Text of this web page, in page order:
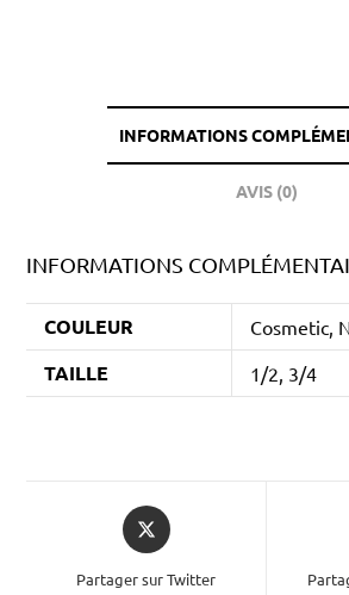
INFORMATIONS
AVIS (0)
INFORMATIONS
COULEUR Cosmetic,
TAILLE 1/2, 3/4
Partager sur Twitter